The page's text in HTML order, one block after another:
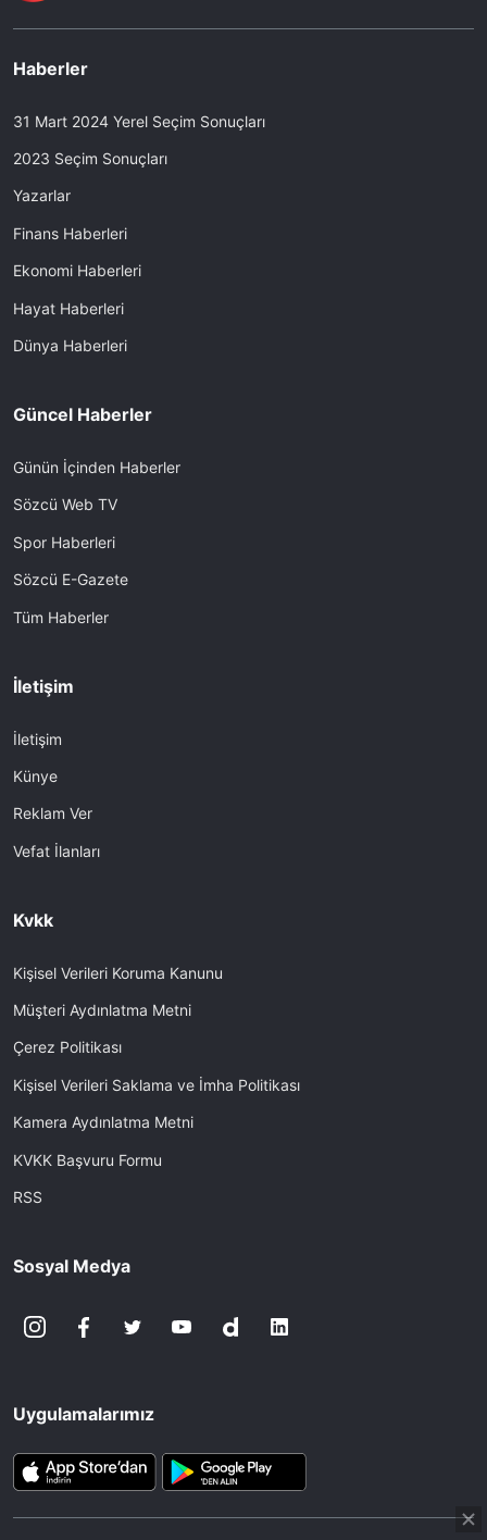
Haberler
31 Mart 2024 Yerel Seçim Sonuçları
2023 Seçim Sonuçları
Yazarlar
Finans Haberleri
Ekonomi Haberleri
Hayat Haberleri
Dünya Haberleri
Güncel Haberler
Günün İçinden Haberler
Sözcü Web TV
Spor Haberleri
Sözcü E-Gazete
Tüm Haberler
İletişim
İletişim
Künye
Reklam Ver
Vefat İlanları
Kvkk
Kişisel Verileri Koruma Kanunu
Müşteri Aydınlatma Metni
Çerez Politikası
Kişisel Verileri Saklama ve İmha Politikası
Kamera Aydınlatma Metni
KVKK Başvuru Formu
RSS
Sosyal Medya
Uygulamalarımız